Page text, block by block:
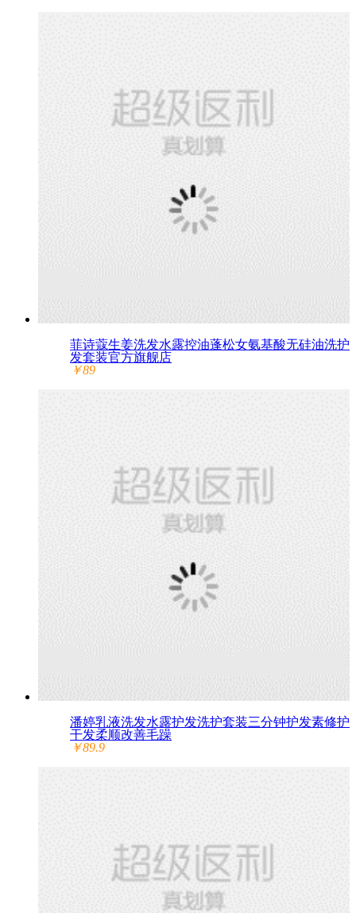
菲诗蔻生姜洗发水露控油蓬松女氨基酸无硅油洗护
发套装官方旗舰店
￥89
潘婷乳液洗发水露护发洗护套装三分钟护发素修护
干发柔顺改善毛躁
￥89.9